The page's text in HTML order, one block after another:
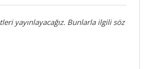
yayınlayacağız. Bunlarla ilgili söz